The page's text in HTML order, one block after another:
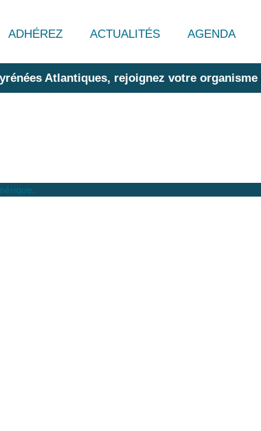
ADHÉREZ ACTUALITÉS AGENDA
Atlantiques, rejoignez votre organisme